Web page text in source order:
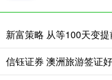
信钰证券 澳洲旅游签证